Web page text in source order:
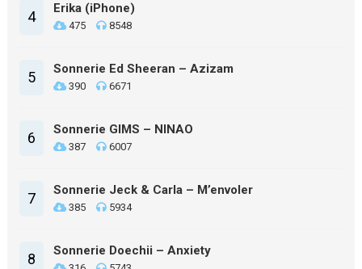
4 Erika (iPhone)
475 8548
5 Sonnerie Ed Sheeran – Azizam
390 6671
6 Sonnerie GIMS – NINAO
387 6007
7 Sonnerie Jeck & Carla – M’envoler
385 5934
8 Sonnerie Doechii – Anxiety